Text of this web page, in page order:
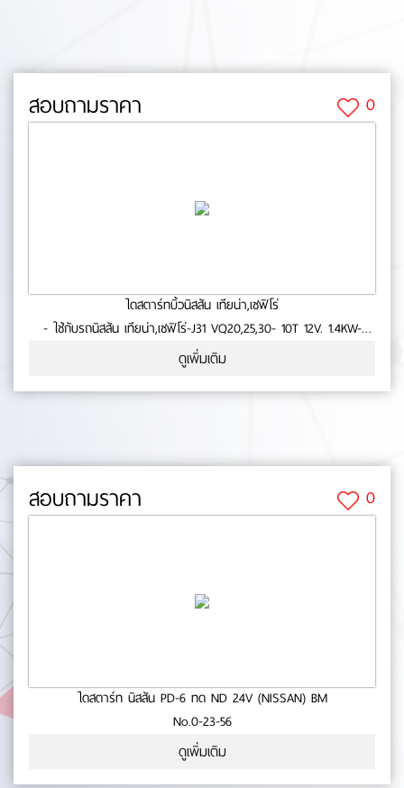
สอบถามราคา 0
ไดสตาร์ทบิ้วนิสสัน เทียน่า,เซฟิโร่
- ใช้กับรถนิสสัน เทียน่า,เซฟิโร่-J31 VQ20,25,30- 10T 12V. 1.4KW-
ประกัน 6 เดือน- สินค้าคุณภาพ No.0-38-205
ดูเพิ่มเติม
สอบถามราคา 0
ไดสตาร์ท นิสสัน PD-6 ทด ND 24V (NISSAN) BM
No.0-23-56
ดูเพิ่มเติม